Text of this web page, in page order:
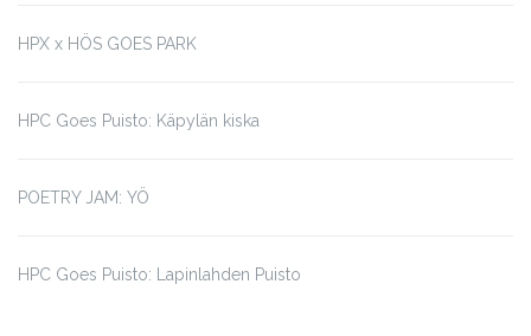
HPX x HÖS GOES PARK
HPC Goes Puisto: Käpylän kiska
POETRY JAM: YÖ
HPC Goes Puisto: Lapinlahden Puisto